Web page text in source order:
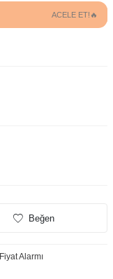
ACELE ET!🔥
Beğen
Fiyat Alarmı